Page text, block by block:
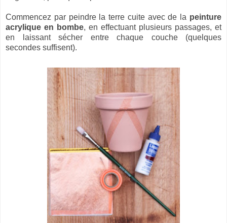
Commencez par peindre la terre cuite avec de la peinture
acrylique en bombe, en effectuant plusieurs passages, et
en laissant sécher entre chaque couche (quelques
secondes suffisent).